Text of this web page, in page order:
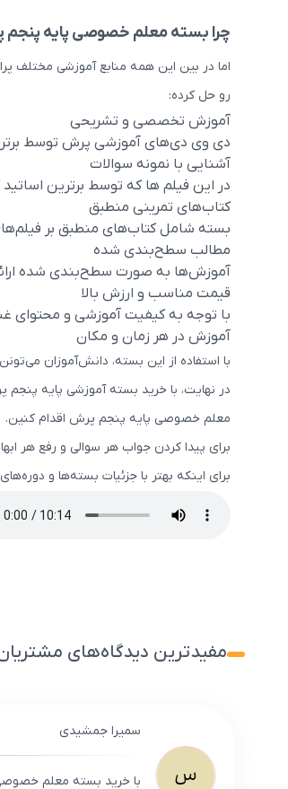
چرا بسته معلم خصوصی پایه
اما در بین این همه منابع آموزشی مختلف
رو حل کرده:
آموزش تخصصی و تشریحی
دی وی دی‌های آموزشی پرش توسط
آشنایی با نمونه سوالات
در این فیلم ها که توسط برترین
کتاب‌های تمرینی منطبق
بسته شامل کتاب‌های منطبق بر
مطالب سطح‌بندی شده
آموزش‌ها به صورت سطح‌بندی شده ارائه
قیمت مناسب و ارزش بالا
با توجه به کیفیت آموزشی و محتوای
آموزش در هر زمان و مکان
با استفاده از این بسته، دانش‌آموزان
در نهایت، با خرید بسته آموزشی پایه
معلم خصوصی پایه پنجم پرش اقدام کنین.
برای پیدا کردن جواب هر سوالی و رفع هر
برای اینکه بهتر با جزئیات بسته‌ها و
مفیدترین دیدگاه‌های
س
سمیرا جمشیدی
با خرید بسته معلم